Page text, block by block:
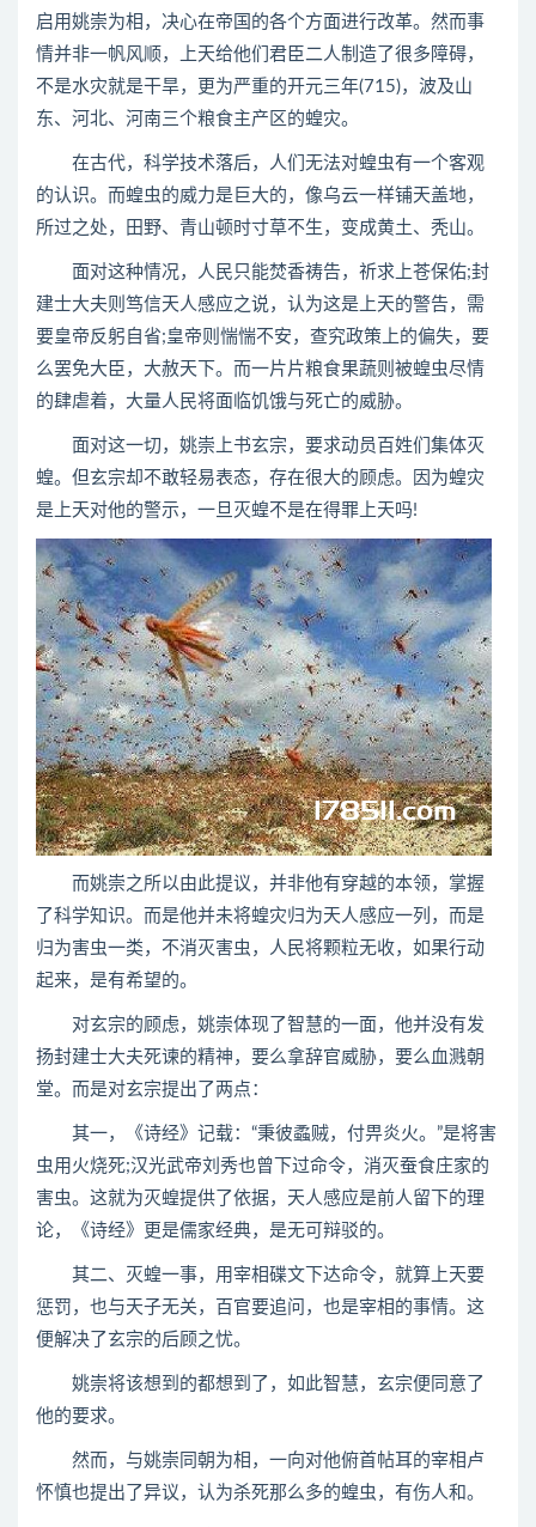
启用姚崇为相，决心在帝国的各个方面进行改革。然而事
情并非一帆风顺，上天给他们君臣二人制造了很多障碍，
不是水灾就是干旱，更为严重的开元三年(715)，波及山
东、河北、河南三个粮食主产区的蝗灾。
在古代，科学技术落后，人们无法对蝗虫有一个客观
的认识。而蝗虫的威力是巨大的，像乌云一样铺天盖地，
所过之处，田野、青山顿时寸草不生，变成黄土、秃山。
面对这种情况，人民只能焚香祷告，祈求上苍保佑;封
建士大夫则笃信天人感应之说，认为这是上天的警告，需
要皇帝反躬自省;皇帝则惴惴不安，查究政策上的偏失，要
么罢免大臣，大赦天下。而一片片粮食果蔬则被蝗虫尽情
的肆虐着，大量人民将面临饥饿与死亡的威胁。
面对这一切，姚崇上书玄宗，要求动员百姓们集体灭
蝗。但玄宗却不敢轻易表态，存在很大的顾虑。因为蝗灾
是上天对他的警示，一旦灭蝗不是在得罪上天吗!
而姚崇之所以由此提议，并非他有穿越的本领，掌握
了科学知识。而是他并未将蝗灾归为天人感应一列，而是
归为害虫一类，不消灭害虫，人民将颗粒无收，如果行动
起来，是有希望的。
对玄宗的顾虑，姚崇体现了智慧的一面，他并没有发
扬封建士大夫死谏的精神，要么拿辞官威胁，要么血溅朝
堂。而是对玄宗提出了两点：
其一，《诗经》记载：“秉彼蟊贼，付畀炎火。”是将害
虫用火烧死;汉光武帝刘秀也曾下过命令，消灭蚕食庄家的
害虫。这就为灭蝗提供了依据，天人感应是前人留下的理
论，《诗经》更是儒家经典，是无可辩驳的。
其二、灭蝗一事，用宰相碟文下达命令，就算上天要
惩罚，也与天子无关，百官要追问，也是宰相的事情。这
便解决了玄宗的后顾之忧。
姚崇将该想到的都想到了，如此智慧，玄宗便同意了
他的要求。
然而，与姚崇同朝为相，一向对他俯首帖耳的宰相卢
怀慎也提出了异议，认为杀死那么多的蝗虫，有伤人和。